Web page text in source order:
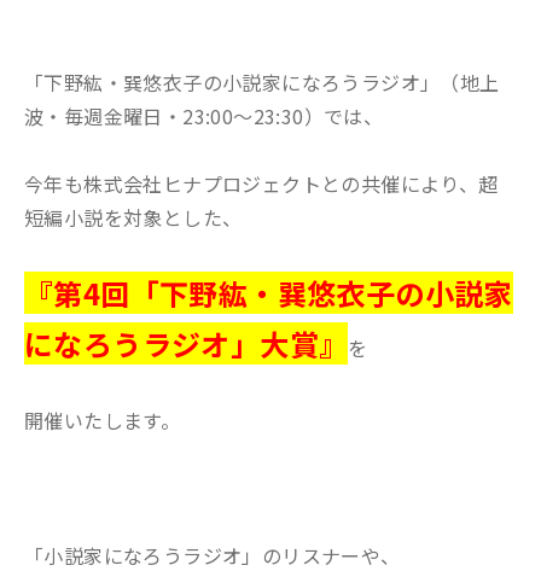
「下野紘・巽悠衣子の小説家になろうラジオ」（地上
波・毎週金曜日・23:00～23:30）では、
今年も株式会社ヒナプロジェクトとの共催により、超
短編小説を対象とした、
『第4回「下野紘・巽悠衣子の小説家
になろうラジオ」大賞』
を
開催いたします。
「小説家になろうラジオ」のリスナーや、